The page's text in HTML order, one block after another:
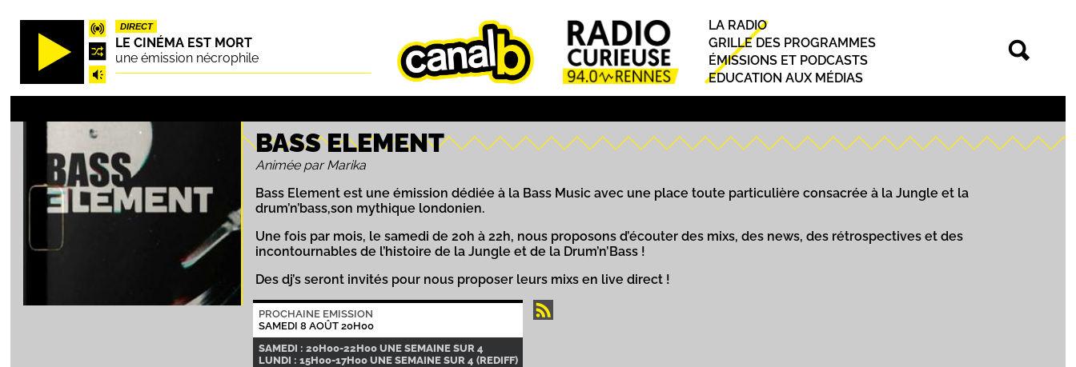
Aller
principal
DIRECT
LE CINÉMA EST MORT
une émission nécrophile
Principal
LA RADIO
GRILLE DES PROGRAMMES
ÉMISSIONS ET PODCASTS
EDUCATION AUX MÉDIAS
BASS ELEMENT
Animée par Marika
Bass Element est une émission dédiée à la Bass Music avec une place toute particulière consacrée à la Jungle et la
drum’n’bass,son mythique londonien.
Une fois par mois, le samedi de 20h à 22h, nous proposons d’écouter des mixs, des news, des rétrospectives et des
incontournables de l’histoire de la Jungle et de la Drum’n’Bass !
Des dj’s seront invités pour nous proposer leurs mixs en live direct !
PROCHAINE EMISSION
SAMEDI 8 AOÛT 20H00
SAMEDI : 20H00-22H00 UNE SEMAINE SUR 4
LUNDI : 15H00-17H00 UNE SEMAINE SUR 4 (REDIFF)